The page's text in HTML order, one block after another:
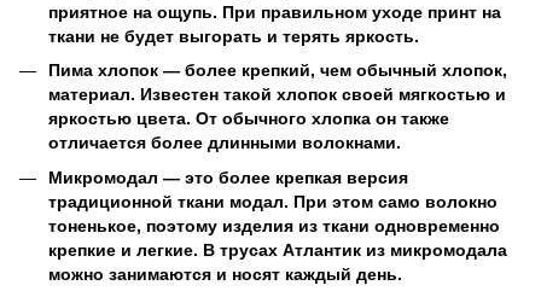
приятное на ощупь. При правильном уходе принт на
ткани не будет выгорать и терять яркость.
Пима хлопок — более крепкий, чем обычный хлопок,
материал. Известен такой хлопок своей мягкостью и
яркостью цвета. От обычного хлопка он также
отличается более длинными волокнами.
Микромодал — это более крепкая версия
традиционной ткани модал. При этом само волокно
тоненькое, поэтому изделия из ткани одновременно
крепкие и легкие. В трусах Атлантик из микромодала
можно занимаются и носят каждый день.